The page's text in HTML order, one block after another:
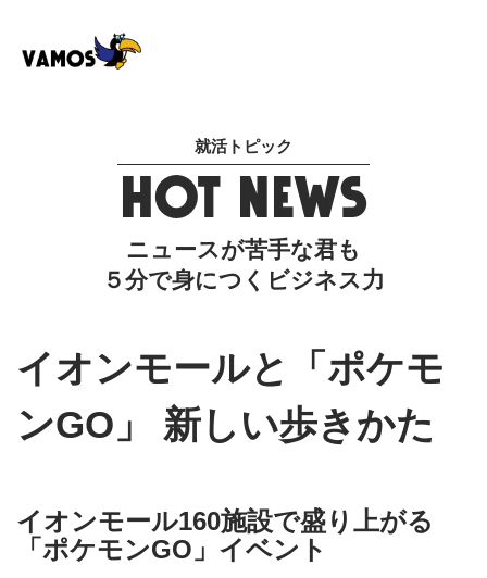
就活トピック
HOT NEWS
ニュースが苦手な君も
５分で身につくビジネス力
イオンモールと「ポケモ
ンGO」 新しい歩きかた
イオンモール160施設で盛り上がる
「ポケモンGO」イベント